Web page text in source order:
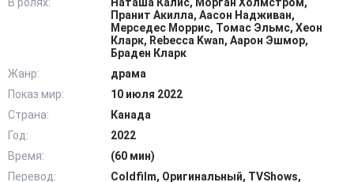
битву за жизнь потенциальных пациентов. Не зная
страха и сомнений, специалисты пытаются работать
слаженно и никогда не оставлять командный дух.
Работая в постоянном тандеме и существую по
правилам единого организма, настоящие герои
современности не требуют наград и не рассчитывают на
получение грандиозной порции славы. @Filmix.fan
Пранит Акилла, Аасон Надживан,
Мерседес Моррис, Томас Эльмс, Хеон
Кларк, Rebecca Kwan, Аарон Эшмор,
Браден Кларк
Жанр:
драма
Показ мир:
10 июля 2022
Страна:
Канада
Год:
2022
Время:
(60 мин)
Перевод:
Coldfilm, Оригинальный, TVShows,